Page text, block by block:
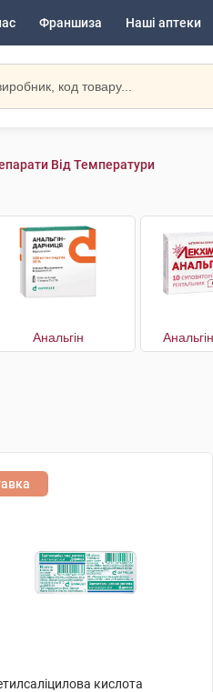
Франшиза Наші аптеки
Від Температури
Анальгін
кислота